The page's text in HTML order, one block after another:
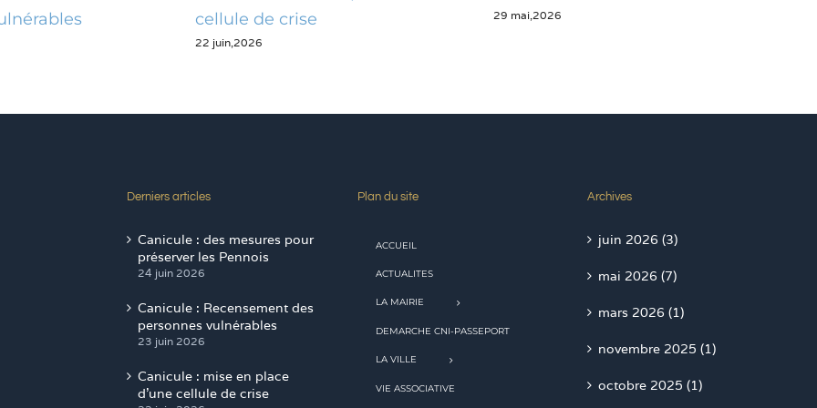
cellule de crise
22 juin,2026
29 mai,2026
Derniers articles
Canicule : des mesures pour
préserver les Pennois
24 juin 2026
Canicule : Recensement des
personnes vulnérables
23 juin 2026
Canicule : mise en place
d’une cellule de crise
Plan du site
ACCUEIL
ACTUALITES
LA MAIRIE
DEMARCHE CNI-PASSEPORT
LA VILLE
VIE ASSOCIATIVE
Archives
juin 2026 (3)
mai 2026 (7)
mars 2026 (1)
novembre 2025 (1)
octobre 2025 (1)